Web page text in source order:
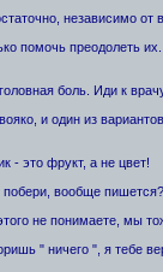
независимо от
помочь преодолеть
боль. Иди к
и один из
- это фрукт, а не цвет!
побери, вообще пишется?
не понимаете, мы
" ничего ", я тебе